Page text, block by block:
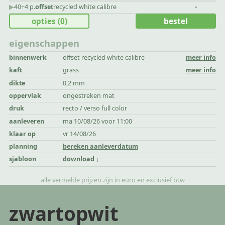
▶︎40+4 p.offsetrecycled white calibre -
eigenschappen
binnenwerk offset recycled white calibre
meer info
kaft
grass
meer info
dikte
0,2 mm
oppervlak
ongestreken mat
druk
recto / verso full color
aanleveren
ma 10/08/26 voor 11:00
klaar op
vr 14/08/26
planning
bereken aanleverdatum
sjabloon
download
opties (0) bestel
alle vermelde prijzen zijn in euro en exclusief btw
zwartopwit